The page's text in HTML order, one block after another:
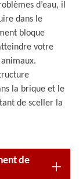
d’eau, il
dans le
bloque
votre
la brique et le
de sceller la
de